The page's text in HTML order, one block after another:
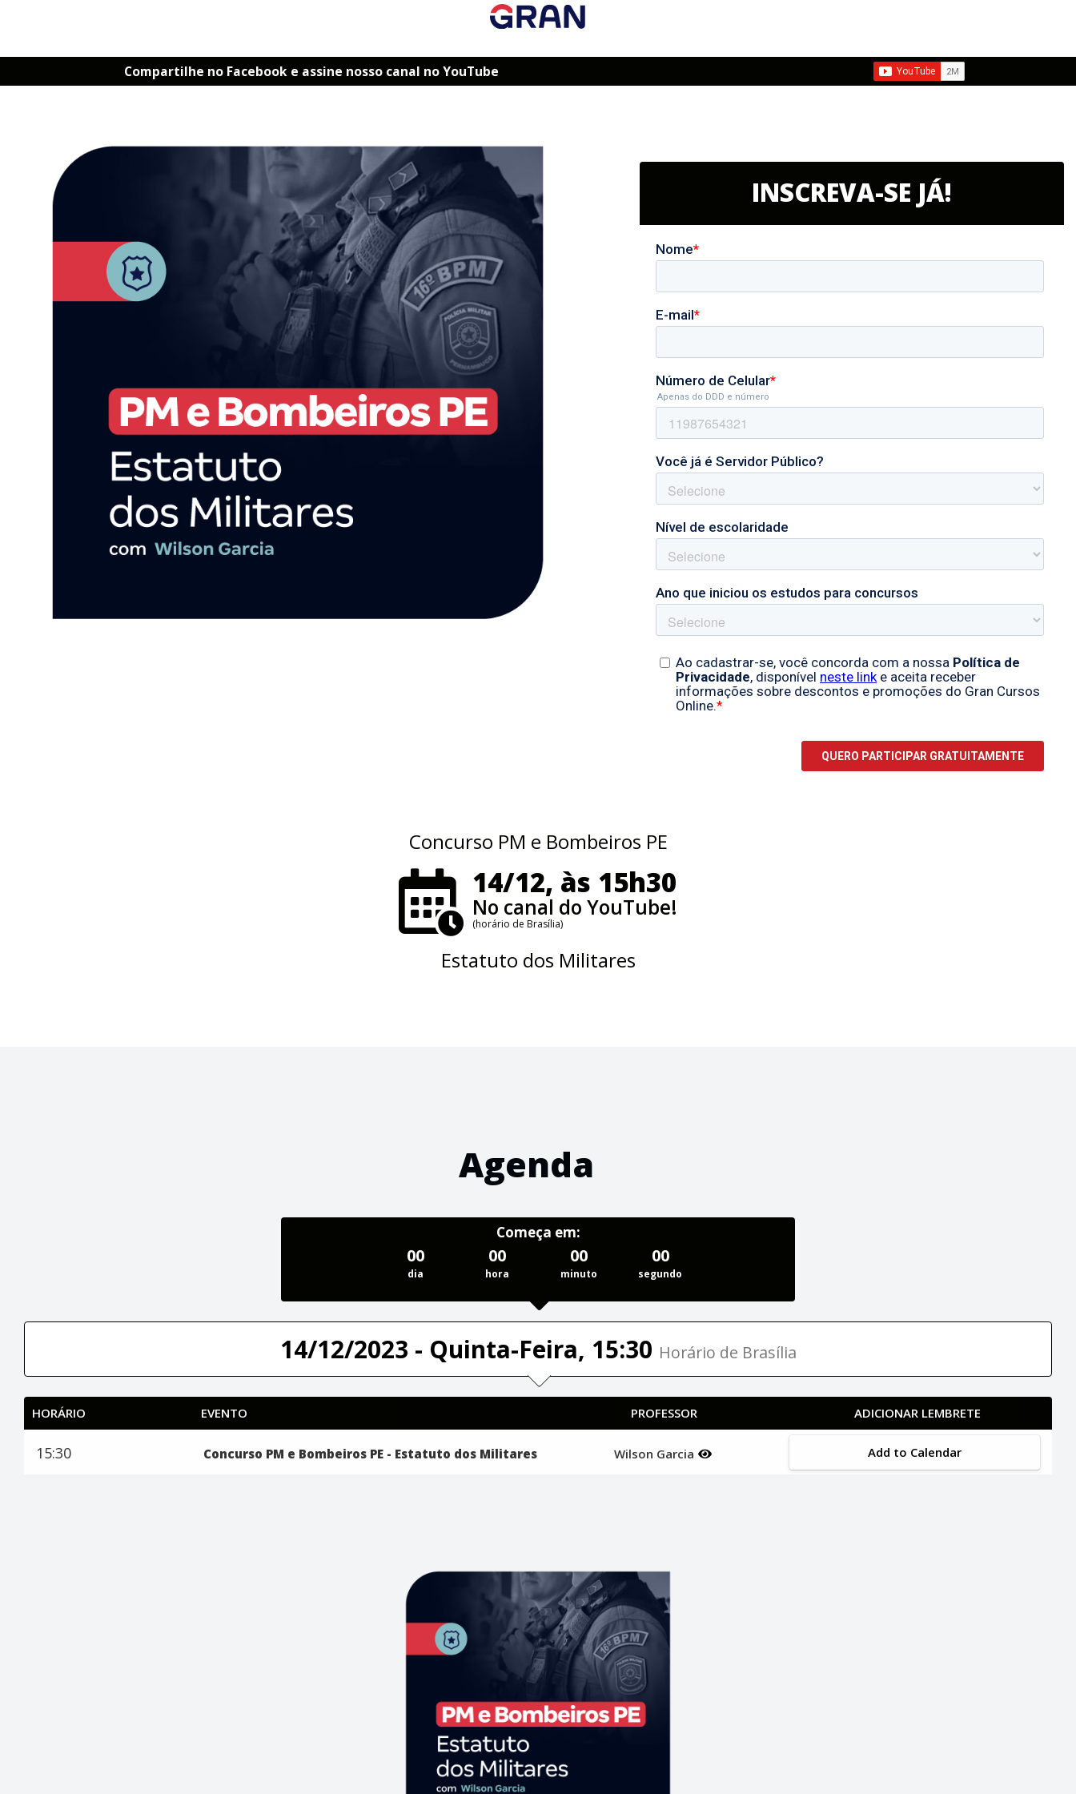
Compartilhe no Facebook e assine nosso canal no YouTube
INSCREVA-SE JÁ!
Concurso PM e Bombeiros PE
14/12, às 15h30
No canal do YouTube!
(horário de Brasília)
Estatuto dos Militares
Agenda
Começa em:
00
dia
00
hora
00
minuto
00
segundo
14/12/2023 - Quinta-Feira, 15:30 Horário de Brasília
HORÁRIO EVENTO PROFESSOR ADICIONAR LEMBRETE
15:30 Concurso PM e Bombeiros PE - Estatuto dos Militares Wilson Garcia Add to Calendar